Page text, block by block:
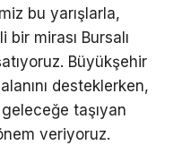
bu yarışlarla,
mirası Bursalı
Büyükşehir
desteklerken,
taşıyan
veriyoruz.